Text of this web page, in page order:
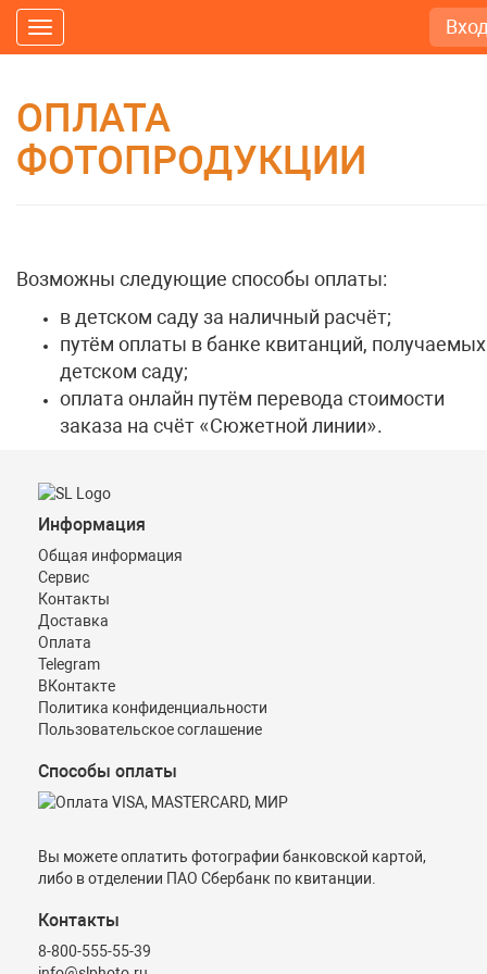
Toggle
navigation
ОПЛАТА
ФОТОПРОДУКЦИИ
Возможны следующие способы оплаты:
в детском саду за наличный расчёт;
путём оплаты в банке квитанций,
детском саду;
оплата онлайн путём перевода стоимости
заказа на счёт «Сюжетной линии».
Информация
Общая информация
Сервис
Контакты
Доставка
Оплата
Telegram
ВКонтакте
Политика конфиденциальности
Пользовательское соглашение
Способы оплаты
Вы можете оплатить фотографии банковской картой,
либо в отделении ПАО Сбербанк по квитанции.
Контакты
8-800-555-55-39